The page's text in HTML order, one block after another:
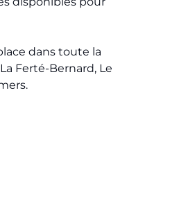
dans toute la
Ferté-Bernard, Le